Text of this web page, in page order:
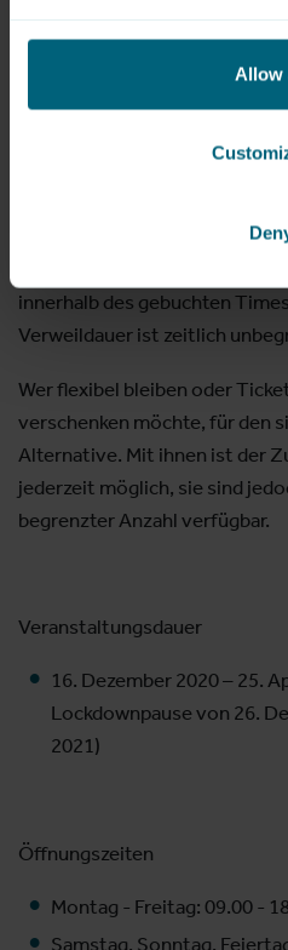
Allow
Abstandsregeln können sich
faszinierende Reise ins Innere
begeben. Aufgrund der
Maskenpflicht. Um Einlass und
Buchung eines Zeitfensters
innerhalb des gebuchten
Verweildauer ist zeitlich
Wer flexibel bleiben oder
verschenken möchte, für den
Alternative. Mit ihnen ist der
jederzeit möglich, sie sind
begrenzter Anzahl verfügbar.
Veranstaltungsdauer
16. Dezember 2020 – 25.
Lockdownpause von 26.
2021)
Öffnungszeiten
Montag - Freitag: 09.00 -
Samstag, Sonntag,